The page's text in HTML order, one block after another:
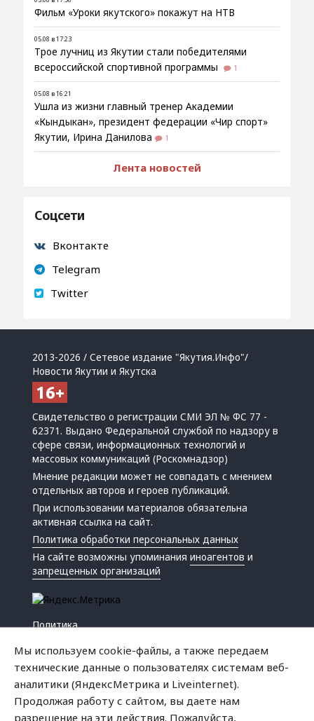
Фильм «Уроки якутского» покажут на НТВ
05.08 в 17:23
Трое лучниц из Якутии стали победителями
всероссийской спортивной программы
1
05.08 в 16:21
Ушла из жизни главный тренер Академии
«Кындыкан», президент федерации «Чир спорт»
Якутии, Ирина Данилова
1
Лента новостей
Соцсети
Вконтакте
Telegram
Twitter
2013-2026 / Сетевое издание "Якутия.Инфо"/
Новости Якутии и Якутска
Свидетельство о регистрации СМИ ЭЛ № ФС 77 -
62371. Выдано Федеральной службой по надзору в
сфере связи, информационных технологий и
массовых коммуникаций (Роскомнадзор)
Мнение редакции может не совпадать с мнением
отдельных авторов и героев публикаций.
При использовании материалов обязательна
активная ссылка на сайт.
Политика обработки персональных данных
На сайте возможны упоминанияиноагентов и
запрещенных организаций
Политика
Мы используем cookie-файлы, а также передаем
технические данные о пользователях системам веб-
аналитики (ЯндексМетрика и Liveinternet).
Продолжая работу с сайтом, вы даете нам
разрешение на эти действия. Пожалуйста,